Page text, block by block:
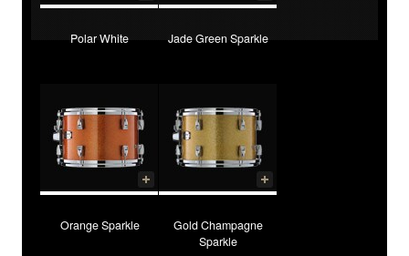
Polar White Jade Green Sparkle
Orange Sparkle
Gold Champagne
Sparkle